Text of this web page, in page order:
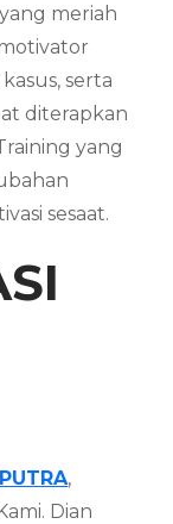
meriah
serta
diterapkan
yang
sesaat.
,
Dian